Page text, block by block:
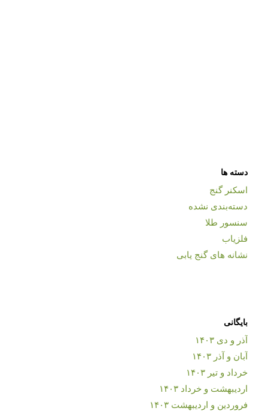
دسته ها
اسکنر گنج
دسته‌بندی نشده
سنسور طلا
فلزیاب
نشانه های گنج یابی
بایگانی
آذر و دی ۱۴۰۳
آبان و آذر ۱۴۰۳
خرداد و تیر ۱۴۰۳
اردیبهشت و خرداد ۱۴۰۳
فروردین و اردیبهشت ۱۴۰۳